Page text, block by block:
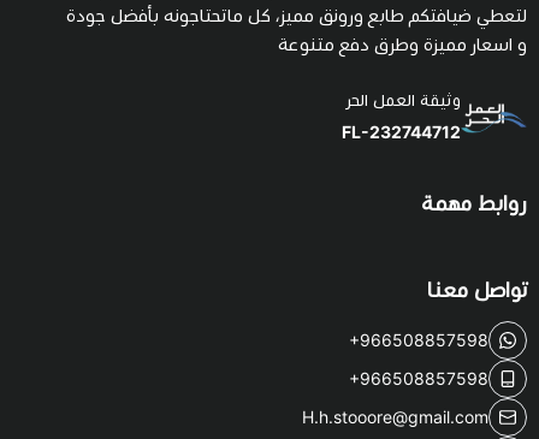
لتعطي ضيافتكم طابع ورونق مميز، كل ماتحتاجونه بأفضل جودة
و اسعار مميزة وطرق دفع متنوعة
وثيقة العمل الحر
FL-232744712
روابط مهمة
تواصل معنا
+966508857598
+966508857598
H.h.stooore@gmail.com